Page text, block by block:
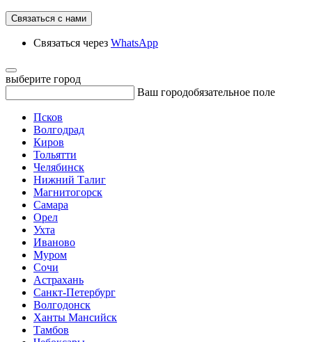
Связаться с нами
Связаться через WhatsApp
выберите город
Ваш городобязательное поле
Псков
Волгодрад
Киров
Тольятти
Челябинск
Нижний Талиг
Магнитогорск
Самара
Орел
Ухта
Иваново
Муром
Сочи
Астрахань
Санкт-Петербург
Волгодонск
Ханты Мансийск
Тамбов